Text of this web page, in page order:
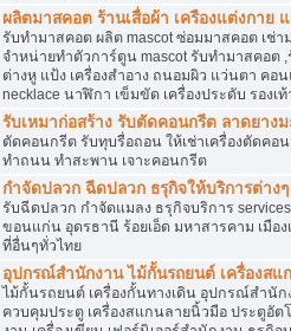
ผลิตมาสคอต ร้านเสื่อผ้า เครืองแต่งกาย
รับทำมาสคอต ผลิต mascot ซ่อมมาสคอต เช่
จำหน่ายทำตัวการ์ตูน mascot รับทำมาสคอต
ต่างหู แป้ง เครื่องสำอาง ถนอมผิว แว่นตา คอ
necklace นาฬิกา เข็มขัด เครื่องประดับ รองเ
รับเหมาก่อสร้าง รับตัดคอนกรีต ลาดยาง
ตัดคอนกรีต รับทุบรื่อถอน ให้เช่าเครื่องตัดคอ
ทำถนน ทำสะพาน เจาะคอนกรีต
กำจัดปลวก ฉีดปลวก ธรุกิจให้บริการต่างๆ
รับฉีดปลวก กำจัดแมลง ธรุกิจบริการ
ขอนแก่น อุดรธานี ร้อยเอ็ด มหาสารคาม เมื
ที่อื่นๆทั่วไทย
อุปกรณ์สำนักงาน ไม้กั้นรถยนต์ เครื่องสแ
ไม้กั้นรถยนต์ เครื่องกั้นทางเดิน อุปกรณ์สำนั
ควบคุมประตู เครื่องสแกนลายนิ้วมือ ประตูอั